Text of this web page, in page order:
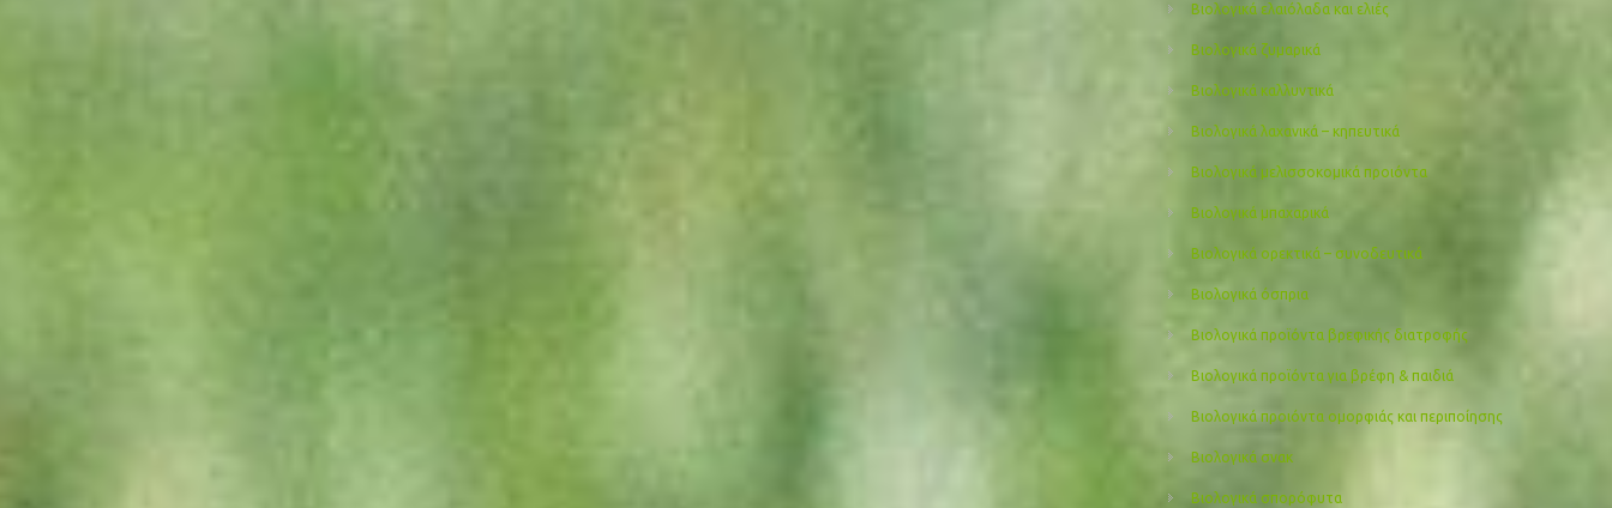
Βιολογικά ελαιόλαδα και ελιές
Βιολογικά ζυμαρικά
Βιολογικά καλλυντικά
Βιολογικά λαχανικά – κηπευτικά
Βιολογικά μελισσοκομικά προιόντα
Βιολογικά μπαχαρικά
Βιολογικά ορεκτικά – συνοδευτικά
Βιολογικά όσπρια
Βιολογικά προϊόντα βρεφικής διατροφής
Βιολογικά προϊόντα για βρέφη & παιδιά
Βιολογικά προιόντα ομορφιάς και περιποίησης
Βιολογικά σνακ
Βιολογικά σπορόφυτα